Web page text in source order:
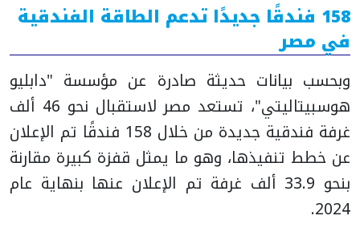
158 فندقًا جديدًا تدعم الطاقة الفندقية
في مصر
وبحسب بيانات حديثة صادرة عن مؤسسة "دابليو
هوسبيتاليتي"، تستعد مصر لاستقبال نحو 46 ألف
غرفة فندقية جديدة من خلال 158 فندقًا تم الإعلان
عن خطط تنفيذها، وهو ما يمثل قفزة كبيرة مقارنة
بنحو 33.9 ألف غرفة تم الإعلان عنها بنهاية عام
2024.